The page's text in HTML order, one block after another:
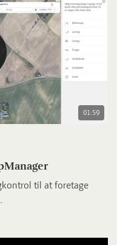
01:59
til at foretage